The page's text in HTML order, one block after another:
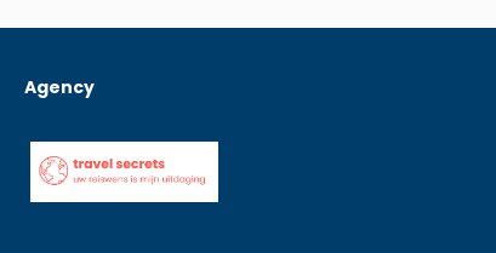
Agency